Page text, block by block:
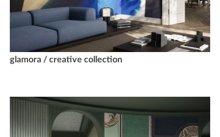
glamora / creative collection
KONTAKTY